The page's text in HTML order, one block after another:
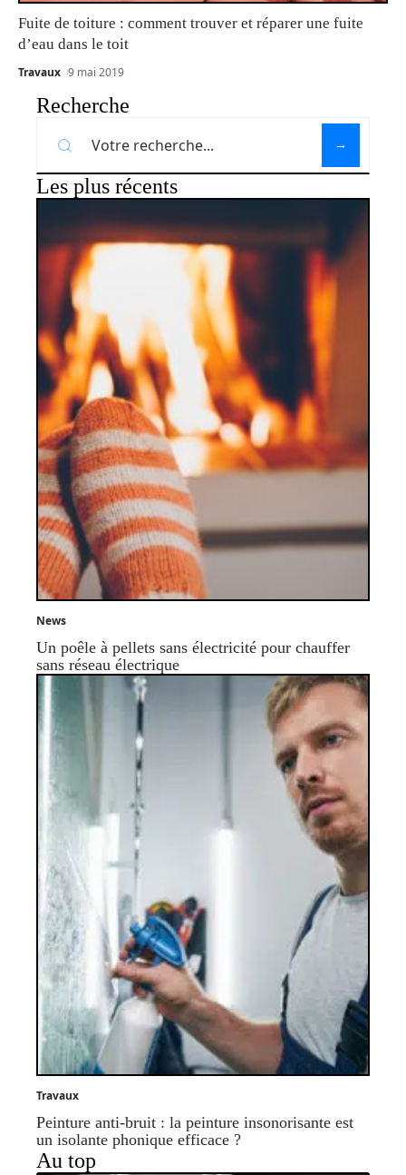
Fuite de toiture : comment trouver et réparer une fuite
d’eau dans le toit
Travaux 9 mai 2019
Recherche
Les plus récents
News
Un poêle à pellets sans électricité pour chauffer
sans réseau électrique
Travaux
Peinture anti-bruit : la peinture insonorisante est
un isolante phonique efficace ?
Au top